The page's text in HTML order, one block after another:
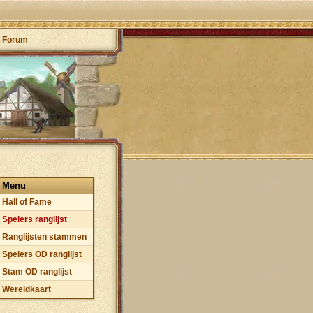
Forum
Menu
Hall of Fame
Spelers ranglijst
Ranglijsten stammen
Spelers OD ranglijst
Stam OD ranglijst
Wereldkaart